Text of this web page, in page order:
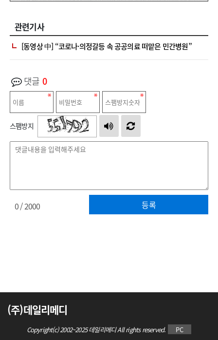
관련기사
[동영상 中] “코로나·의정갈등 속 공공의료 떠맡은 민간병원”
댓글 0
스팸방지
등록
0/ 2000
(주)데일리메디
Copyright(c) 2002~2025 데일리메디 All rights reserved. PC